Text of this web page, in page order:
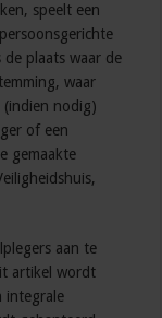
speelt een
de plaats waar de
waar
nodig)
of een
gemaakte
aan te
artikel wordt
integrale